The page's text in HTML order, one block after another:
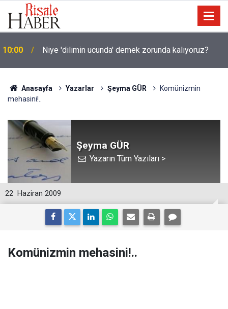
10:00 Niye 'dilimin ucunda' demek zorunda kalıyoruz?
Anasayfa Yazarlar Şeyma GÜR
Komünizmin
mehasini!..
Şeyma GÜR
Yazarın Tüm Yazıları >
22 Haziran 2009
Komünizmin mehasini!..